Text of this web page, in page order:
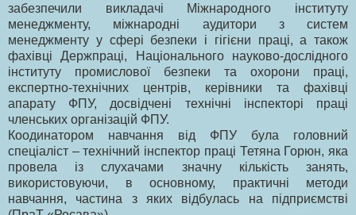
забезпечили викладачі Міжнародного інституту
менеджменту, міжнародні аудитори з систем
менеджменту у сфері безпеки і гігієни праці, а також
фахівці Держпраці, Національного науково-дослідного
інституту промислової безпеки та охорони праці,
експертно-технічних центрів, керівники та фахівці
апарату ФПУ, досвідчені технічні інспекторі праці
членських організацій ФПУ.
Коодинатором навчання від ФПУ була головний
спеціаліст – технічний інспектор праці Тетяна Горюн, яка
провела із слухачами значну кількість занять,
використовуючи, в основному, практичні методи
навчання, частина з яких відбулась на підприємстві